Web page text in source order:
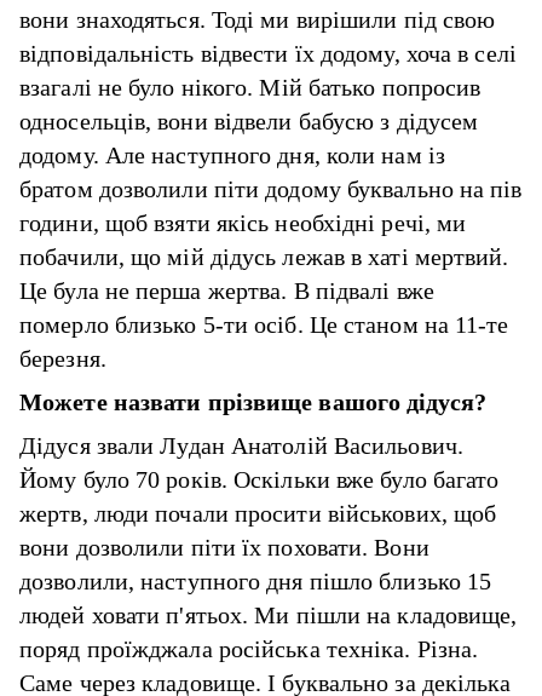
вони знаходяться. Тоді ми вирішили під свою
відповідальність відвести їх додому, хоча в селі
взагалі не було нікого. Мій батько попросив
односельців, вони відвели бабусю з дідусем
додому. Але наступного дня, коли нам із
братом дозволили піти додому буквально на пів
години, щоб взяти якісь необхідні речі, ми
побачили, що мій дідусь лежав в хаті мертвий.
Це була не перша жертва. В підвалі вже
померло близько 5-ти осіб. Це станом на 11-те
березня.
Можете назвати прізвище вашого дідуся?
Дідуся звали Лудан Анатолій Васильович.
Йому було 70 років. Оскільки вже було багато
жертв, люди почали просити військових, щоб
вони дозволили піти їх поховати. Вони
дозволили, наступного дня пішло близько 15
людей ховати п'ятьох. Ми пішли на кладовище,
поряд проїжджала російська техніка. Різна.
Саме через кладовище. І буквально за декілька